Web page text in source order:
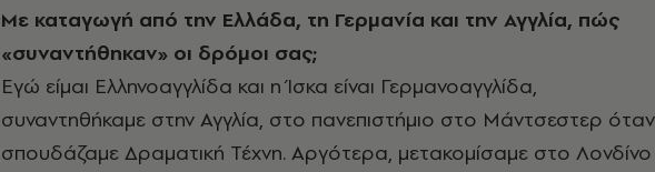
Με καταγωγή από την Ελλάδα, τη Γερμανία και την Αγγλία, πώς
«συναντήθηκαν» οι δρόμοι σας;
Εγώ είμαι Ελληνοαγγλίδα και η Ίσκα είναι Γερμανοαγγλίδα,
συναντηθήκαμε στην Αγγλία, στο πανεπιστήμιο στο Μάντσεστερ όταν
σπουδάζαμε Δραματική Τέχνη. Αργότερα, μετακομίσαμε στο Λονδίνο